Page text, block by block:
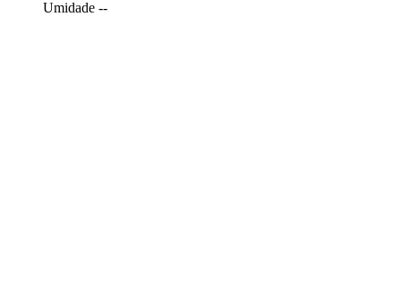
Umidade --